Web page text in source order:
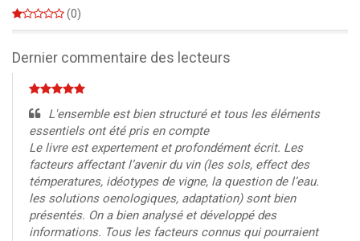
(0)
Dernier commentaire des lecteurs
L'ensemble est bien structuré et tous les éléments
essentiels ont été pris en compte
Le livre est expertement et profondément écrit. Les
facteurs affectant l’avenir du vin (les sols, effect des
témperatures, idéotypes de vigne, la question de l’eau.
les solutions oenologiques, adaptation) sont bien
présentés. On a bien analysé et développé des
informations. Tous les facteurs connus qui pourraient